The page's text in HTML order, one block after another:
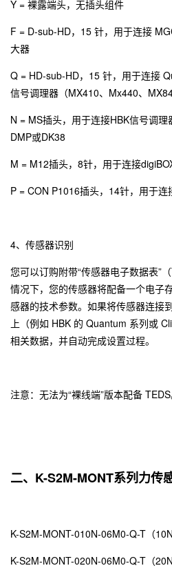
Y = 裸露端头，无插头组件
F = D-sub-HD，15 针，用于连接
大器
Q = HD-sub-HD，15 针，用于连接
信号调理器（MX410、Mx440、
N = MS插头，用于连接HBK信号调理
DMP或DK38
M = M12插头，8针，用于连接
P = CON P1016插头，14针，用于
4、传感器识别
您可以订购附带“传感器电子数据表”
情况下，您的传感器将配备一个电子
感器的技术参数。如果将传感器连接
上（例如 HBK 的 Quantum 系列或
相关数据，并自动完成设置过程。
注意：无法为“裸线端”版本配备 TEDS
二、K-S2M-MONT系列力传
K-S2M-MONT-010N-06M0-Q-T（10N
K-S2M-MONT-020N-06M0-Q-T（20N